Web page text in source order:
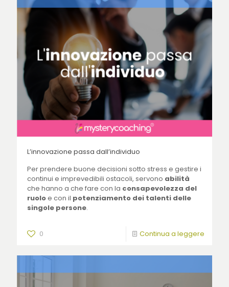
L’innovazione passa dall’individuo
Per prendere buone decisioni sotto stress e gestire i
continui e imprevedibili ostacoli, servono abilità
che hanno a che fare con la consapevolezza del
ruoloe con il potenziamento dei talenti delle
singole persone.
0 Continua a leggere